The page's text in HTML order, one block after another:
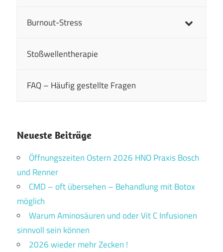
Burnout-Stress
Stoßwellentherapie
FAQ – Häufig gestellte Fragen
Neueste Beiträge
Öffnungszeiten Ostern 2026 HNO Praxis Bosch
und Renner
CMD – oft übersehen – Behandlung mit Botox
möglich
Warum Aminosäuren und oder Vit C Infusionen
sinnvoll sein können
2026 wieder mehr Zecken !